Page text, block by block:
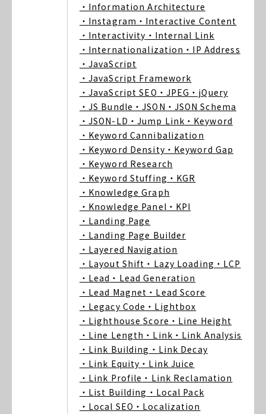
・Information Architecture
・Instagram ・Interactive Content
・Interactivity ・Internal Link
・Internationalization ・IP Address
・JavaScript
・JavaScript Framework
・JavaScript SEO ・JPEG ・jQuery
・JS Bundle ・JSON ・JSON Schema
・JSON-LD ・Jump Link ・Keyword
・Keyword Cannibalization
・Keyword Density ・Keyword Gap
・Keyword Research
・Keyword Stuffing ・KGR
・Knowledge Graph
・Knowledge Panel ・KPI
・Landing Page
・Landing Page Builder
・Layered Navigation
・Layout Shift ・Lazy Loading ・LCP
・Lead ・Lead Generation
・Lead Magnet ・Lead Score
・Legacy Code ・Lightbox
・Lighthouse Score ・Line Height
・Line Length ・Link ・Link Analysis
・Link Building ・Link Decay
・Link Equity ・Link Juice
・Link Profile ・Link Reclamation
・List Building ・Local Pack
・Local SEO ・Localization